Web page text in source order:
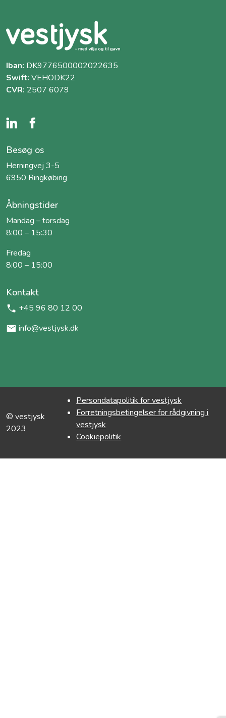
Iban: DK9776500002022635
Swift: VEHODK22
CVR: 2507 6079
Besøg os
Herningvej 3-5
6950 Ringkøbing
Åbningstider
Mandag – torsdag
8:00 – 15:30
Fredag
8:00 – 15:00
Kontakt
+45 96 80 12 00
info@vestjysk.dk
© vestjysk
2023
Persondatapolitik for vestjysk
Forretningsbetingelser for rådgivning i
vestjysk
Cookiepolitik